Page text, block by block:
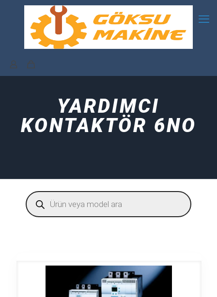
YARDIMCI
KONTAKTÖR 6NO
Products
search